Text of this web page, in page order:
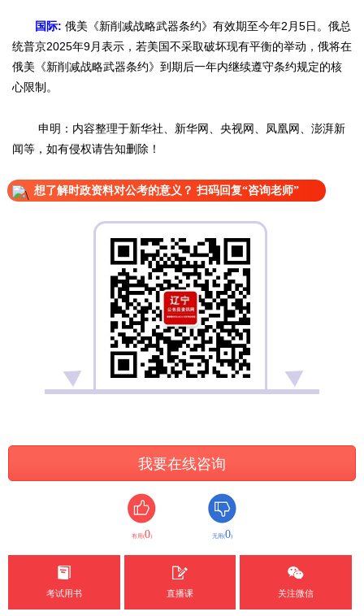
国际: 俄美《新削减战略武器条约》有效期至今年2月5日。俄总
统普京2025年9月表示，若美国不采取破坏现有平衡的举动，俄将在
俄美《新削减战略武器条约》到期后一年内继续遵守条约规定的核
心限制。
申明：内容整理于新华社、新华网、央视网、凤凰网、澎湃新
闻等，如有侵权请告知删除！
想了解时政资料对公考的意义？ 扫码回复“咨询老师”
我要在线咨询
有用(0) 无用(0)
考试用书 直播课 关注微信